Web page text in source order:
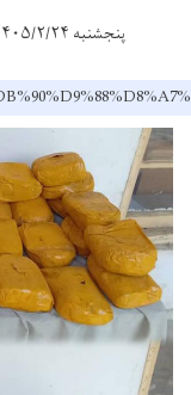
پنجشنبه ۱۴۰۵/۲/۲۴ - ۱۰:۱۹